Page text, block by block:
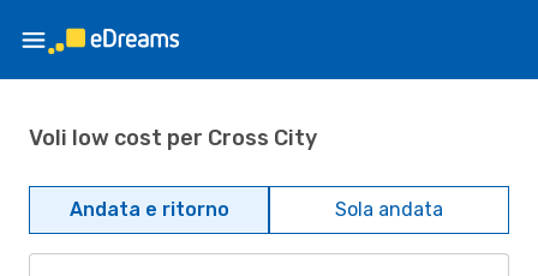
Voli low cost per Cross City
Andata e ritorno Sola andata